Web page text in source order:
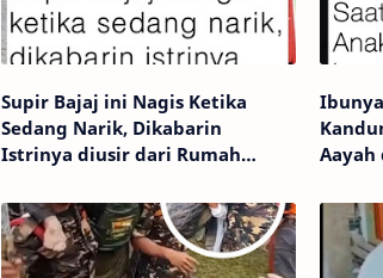
Supir Bajaj ini Nagis Ketika
Sedang Narik, Dikabarin
Istrinya diusir dari Rumah
Aayah